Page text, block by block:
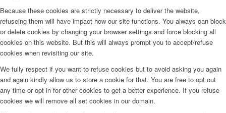
Because these cookies are strictly necessary to deliver the website,
refuseing them will have impact how our site functions. You always can block
or delete cookies by changing your browser settings and force blocking all
cookies on this website. But this will always prompt you to accept/refuse
cookies when revisiting our site.
We fully respect if you want to refuse cookies but to avoid asking you again
and again kindly allow us to store a cookie for that. You are free to opt out
any time or opt in for other cookies to get a better experience. If you refuse
cookies we will remove all set cookies in our domain.